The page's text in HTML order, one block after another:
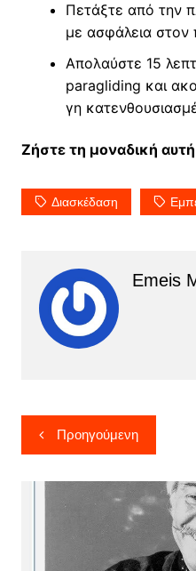
Πετάξτε από την
με ασφάλεια στον
Απολαύστε 15
paragliding και
γη
Ζήστε τη μοναδική αυτή
Διασκέδαση
Emeis
Πλοήγηση
άρθρων
Προηγούμενη